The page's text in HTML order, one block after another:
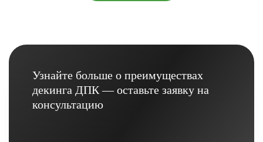
Узнайте больше о преимуществах
декинга ДПК — оставьте заявку на
консультацию